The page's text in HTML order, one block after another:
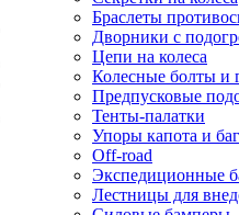
Браслеты
Дворники с
Цепи на колеса
Колесные болты и
Предпусковые
Тенты-палатки
Упоры капота и
Off-road
Экспедиционные
Лестницы для